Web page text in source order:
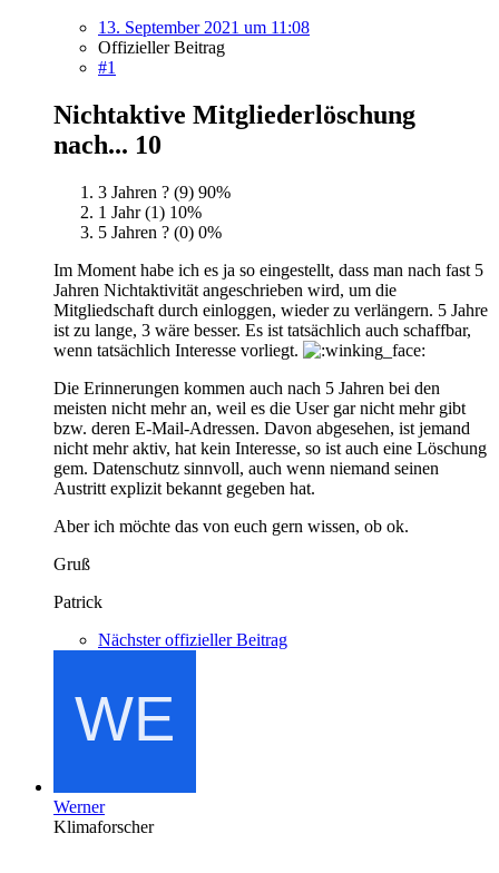
13. September 2021 um 11:08
Offizieller Beitrag
#1
Nichtaktive Mitgliederlöschung
nach... 10
3 Jahren ? (9) 90%
1 Jahr (1) 10%
5 Jahren ? (0) 0%
Im Moment habe ich es ja so eingestellt, dass man nach fast 5
Jahren Nichtaktivität angeschrieben wird, um die
Mitgliedschaft durch einloggen, wieder zu verlängern. 5 Jahre
ist zu lange, 3 wäre besser. Es ist tatsächlich auch schaffbar,
wenn tatsächlich Interesse vorliegt.
Die Erinnerungen kommen auch nach 5 Jahren bei den
meisten nicht mehr an, weil es die User gar nicht mehr gibt
bzw. deren E-Mail-Adressen. Davon abgesehen, ist jemand
nicht mehr aktiv, hat kein Interesse, so ist auch eine Löschung
gem. Datenschutz sinnvoll, auch wenn niemand seinen
Austritt explizit bekannt gegeben hat.
Aber ich möchte das von euch gern wissen, ob ok.
Gruß
Patrick
Nächster offizieller Beitrag
Werner
Klimaforscher